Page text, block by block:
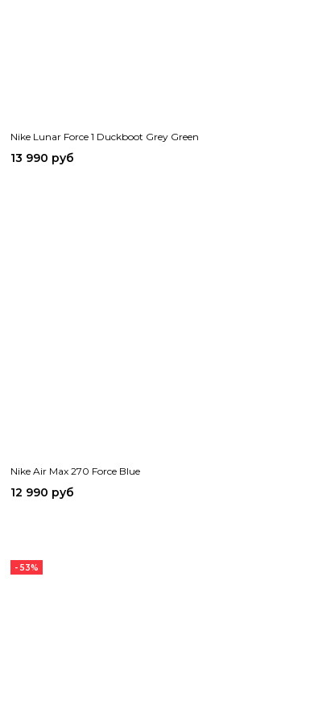
Nike Lunar Force 1 Duckboot Grey Green
13 990 руб
Nike Air Max 270 Force Blue
12 990 руб
- 53%